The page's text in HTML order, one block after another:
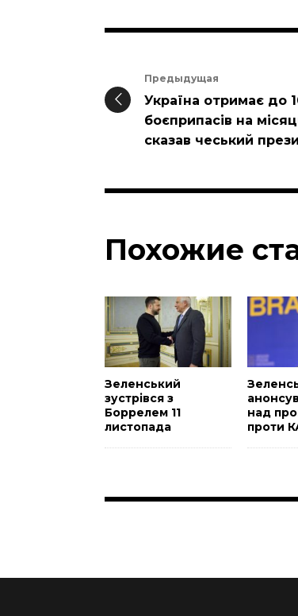
Предыдущая
Україна отримає до
боєприпасів на
сказав чеський
Похожие
Зеленський
зустрівся з
Боррелем 11
листопада
над
проти